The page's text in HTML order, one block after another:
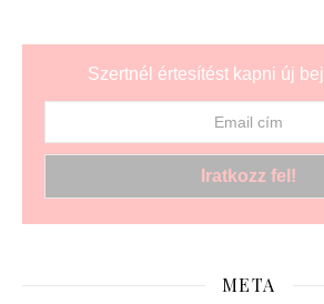
Szertnél értesítést kapni új
META